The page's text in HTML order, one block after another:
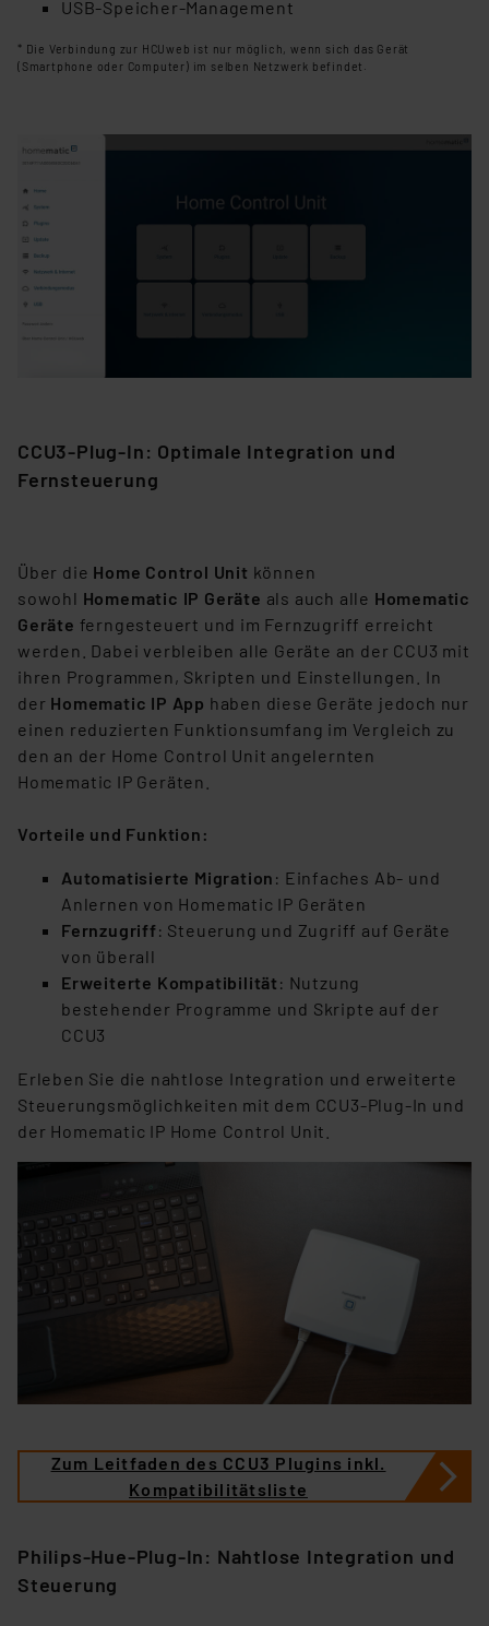
VO) zu. Eine detaillierte Auflistung der einzelnen
den Button „Ablehnen oder Einstellungen“ abrufbar. Sie
erteilte Zustimmung können Sie jederzeit unter dem
Die Rechtmäßigkeit der Speicherung, Abrufung und
Weiterverarbeitung dieser Daten zur Auswertung und
Analyse bis zum Zeitpunkt des Widerrufs bleibt hiervon
unberührt. Ihre Browser-Einstellungen können dazu
führen, dass die Einstellungen nicht längerfristig
Cookies dieser Drittanbieter umfasst daher ggf. auch
die Verarbeitung Ihrer Daten in den USA gemäß Art. 49
Angemessenheitsbeschluss der EU. Dies bedeutet,
dass die USA als Land mit unzureichendem
Datenschutz nach EU-Standards eingestuft wird. So
besteht etwa das Risiko, dass US-Behörden
personenbezogene Daten in
Überwachungsprogrammen verarbeiten, ohne dass
hiergegen Klagemöglichkeiten für Europäer bestehen.
Unsere Kooperation mit diesen Dienstleistern stützt
sich auf die Standarddatenschutzklauseln der
Beurteilung der mit der Datenübermittlung,
insbesondere der Art der übermittelten Daten,
verbundenen Risiken.“
Impressum Datenschutzerklärung
USB-Speicher-Management
* Die Verbindung zur HCUweb ist nur möglich, wenn sich das Gerät
(Smartphone oder Computer) im selben Netzwerk befindet.
CCU3-Plug-In: Optimale Integration und
Fernsteuerung
Über die Home Control Unit können
sowohl Homematic IP Geräte als auch alle Homematic
Geräte ferngesteuert und im Fernzugriff erreicht
werden. Dabei verbleiben alle Geräte an der CCU3 mit
ihren Programmen, Skripten und Einstellungen. In
der Homematic IP App haben diese Geräte jedoch nur
einen reduzierten Funktionsumfang im Vergleich zu
den an der Home Control Unit angelernten
Homematic IP Geräten.
Vorteile und Funktion:
Automatisierte Migration : Einfaches Ab- und
Anlernen von Homematic IP Geräten
Fernzugriff: Steuerung und Zugriff auf Geräte
von überall
Erweiterte Kompatibilität : Nutzung
bestehender Programme und Skripte auf der
CCU3
Erleben Sie die nahtlose Integration und erweiterte
Steuerungsmöglichkeiten mit dem CCU3-Plug-In und
der Homematic IP Home Control Unit.
Zum Leitfaden des CCU3 Plugins inkl.
Kompatibilitätsliste
Philips-Hue-Plug-In: Nahtlose Integration und
Steuerung